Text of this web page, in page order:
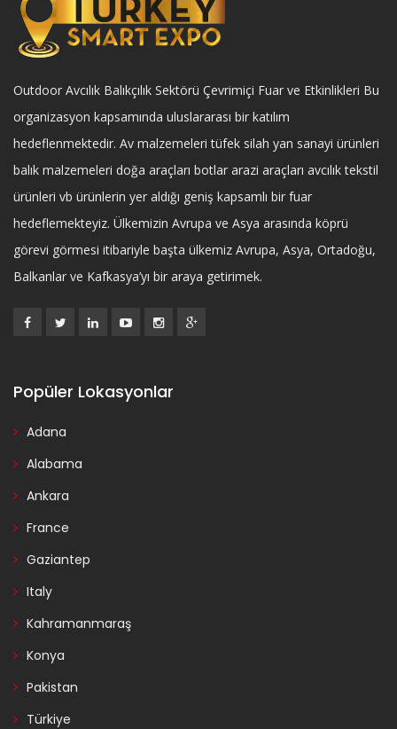
Outdoor Avcılık Balıkçılık Sektörü Çevrimiçi Fuar ve Etkinlikleri Bu
organizasyon kapsamında uluslararası bir katılım
hedeflenmektedir. Av malzemeleri tüfek silah yan sanayi ürünleri
balık malzemeleri doğa araçları botlar arazi araçları avcılık tekstil
ürünleri vb ürünlerin yer aldığı geniş kapsamlı bir fuar
hedeflemekteyiz. Ülkemizin Avrupa ve Asya arasında köprü
görevi görmesi itibariyle başta ülkemiz Avrupa, Asya, Ortadoğu,
Balkanlar ve Kafkasya’yı bir araya getirimek.
Popüler Lokasyonlar
Adana
Alabama
Ankara
France
Gaziantep
Italy
Kahramanmaraş
Konya
Pakistan
Türkiye